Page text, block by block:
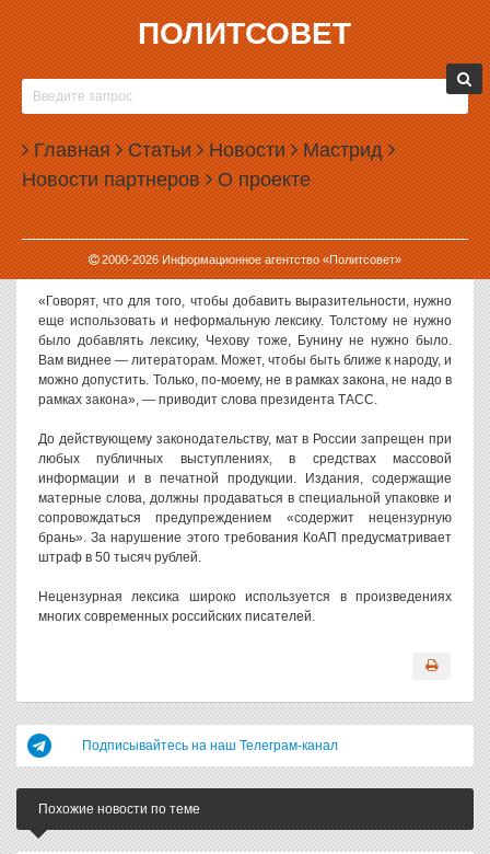
ПОЛИТСОВЕТ
Главная Статьи Новости Мастрид
Новости партнеров О проекте
2000-2026Информационное агентство «Политсовет»
29.01.2015, 09:04
ПУТИН РАЗРЕШИЛ ПИСАТЕЛЯМ МАТЕРИТЬСЯ
Президент России Владимир Путин допустил использование в
литературе ненормативной лексики. В настоящее время книги,
содержащие мат, должны сопровождаться специальным
предупреждением.
Свое заявление Путин сделал накануне на церемонии открытия
Года литературы в России.
«Говорят, что для того, чтобы добавить выразительности, нужно
еще использовать и неформальную лексику. Толстому не нужно
было добавлять лексику, Чехову тоже, Бунину не нужно было.
Вам виднее — литераторам. Может, чтобы быть ближе к народу, и
можно допустить. Только, по-моему, не в рамках закона, не надо в
рамках закона», — приводит слова президента ТАСС.
До действующему законодательству, мат в России запрещен при
любых публичных выступлениях, в средствах массовой
информации и в печатной продукции. Издания, содержащие
матерные слова, должны продаваться в специальной упаковке и
сопровождаться предупреждением «содержит нецензурную
брань». За нарушение этого требования КоАП предусматривает
штраф в 50 тысяч рублей.
Нецензурная лексика широко используется в произведениях
многих современных российских писателей.
Подписывайтесь на наш Телеграм-канал
Похожие новости по теме